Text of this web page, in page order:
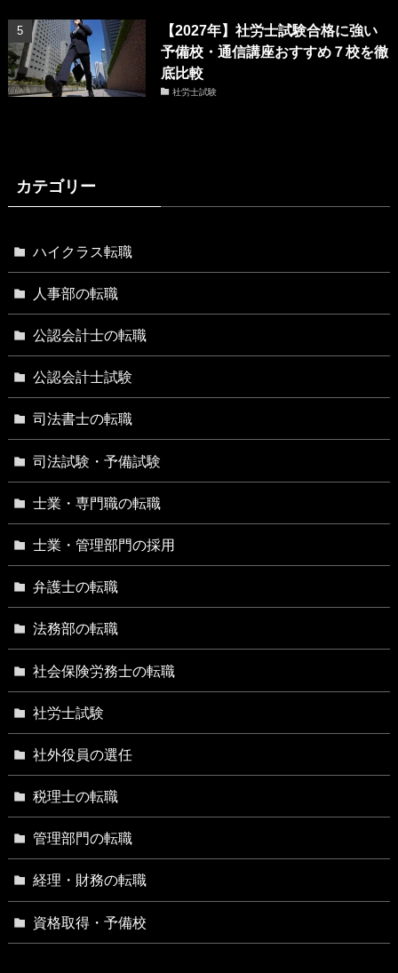
【2027年】社労士試験合格に強い
予備校・通信講座おすすめ７校を徹
底比較
社労士試験
カテゴリー
ハイクラス転職
人事部の転職
公認会計士の転職
公認会計士試験
司法書士の転職
司法試験・予備試験
士業・専門職の転職
士業・管理部門の採用
弁護士の転職
法務部の転職
社会保険労務士の転職
社労士試験
社外役員の選任
税理士の転職
管理部門の転職
経理・財務の転職
資格取得・予備校